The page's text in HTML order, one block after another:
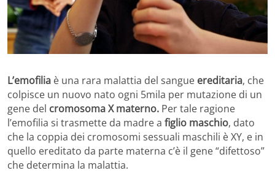
L’emofilia è una rara malattia del sangue ereditaria, che
colpisce un nuovo nato ogni 5mila per mutazione di un
gene del cromosoma X materno. Per tale ragione
l’emofilia si trasmette da madre a figlio maschio, dato
che la coppia dei cromosomi sessuali maschili è XY, e in
quello ereditato da parte materna c’è il gene “difettoso”
che determina la malattia.